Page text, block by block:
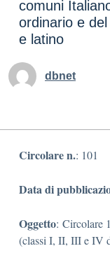
comuni
ordinario e
e latino
dbnet
Circolare n.: 101
Data di
Oggetto: Circolare
(classi I, II, III e IV